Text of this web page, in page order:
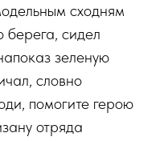
сходням
берега, сидел
зеленую
словно
помогите герою
отряда